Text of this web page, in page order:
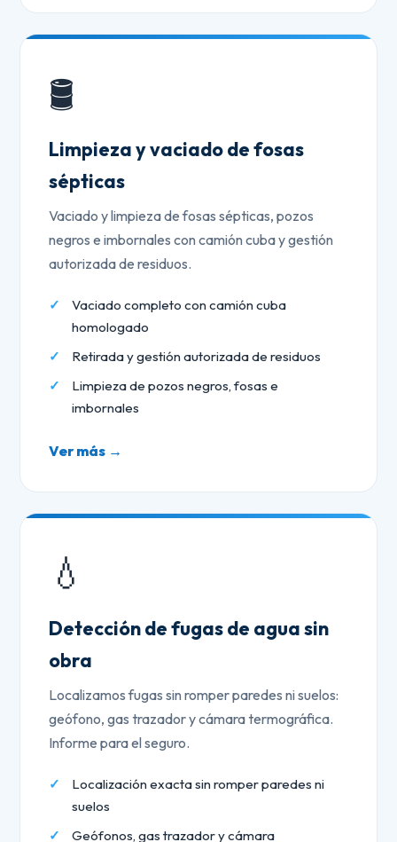
🛢️
Limpieza y vaciado de fosas
sépticas
Vaciado y limpieza de fosas sépticas, pozos
negros e imbornales con camión cuba y gestión
autorizada de residuos.
Vaciado completo con camión cuba
homologado
Retirada y gestión autorizada de residuos
Limpieza de pozos negros, fosas e
imbornales
Ver más →
💧
Detección de fugas de agua sin
obra
Localizamos fugas sin romper paredes ni suelos:
geófono, gas trazador y cámara termográfica.
Informe para el seguro.
Localización exacta sin romper paredes ni
suelos
Geófonos, gas trazador y cámara